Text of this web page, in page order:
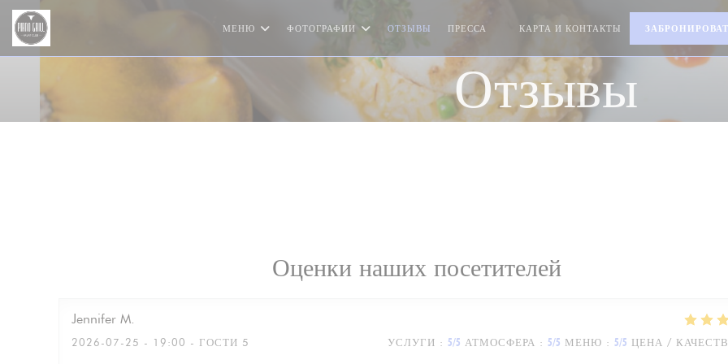
Панель управления cookies
МЕНЮ ФОТОГРАФИИ ОТЗЫВЫ ПРЕССА КАРТА И КОНТАКТЫ
Отзывы
Оценки наших посетителей
Jennifer M
2026-07-25 - 19:00 - ГОСТИ 5 УСЛУГИ : 5/5 АТМОСФЕРА : 5/5 МЕНЮ : 5/5 ЦЕНА /